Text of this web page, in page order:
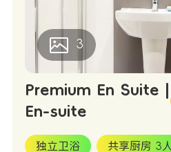
3
Premium En Suite |
En-suite
独立卫浴 共享厨房 3人